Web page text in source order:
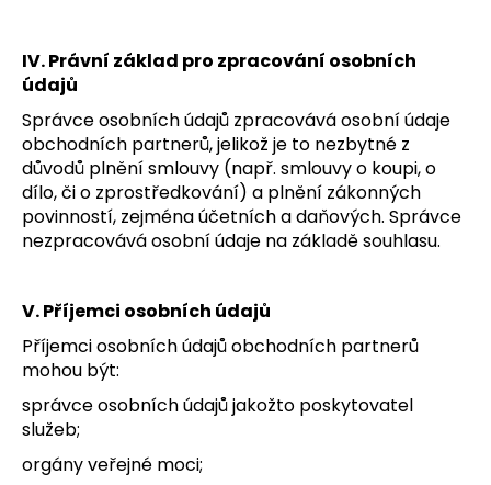
IV. Právní základ pro zpracování osobních
údajů
Správce osobních údajů zpracovává osobní údaje
obchodních partnerů, jelikož je to nezbytné z
důvodů plnění smlouvy (např. smlouvy o koupi, o
dílo, či o zprostředkování) a plnění zákonných
povinností, zejména účetních a daňových. Správce
nezpracovává osobní údaje na základě souhlasu.
V. Příjemci osobních údajů
Příjemci osobních údajů obchodních partnerů
mohou být:
správce osobních údajů jakožto poskytovatel
služeb;
orgány veřejné moci;